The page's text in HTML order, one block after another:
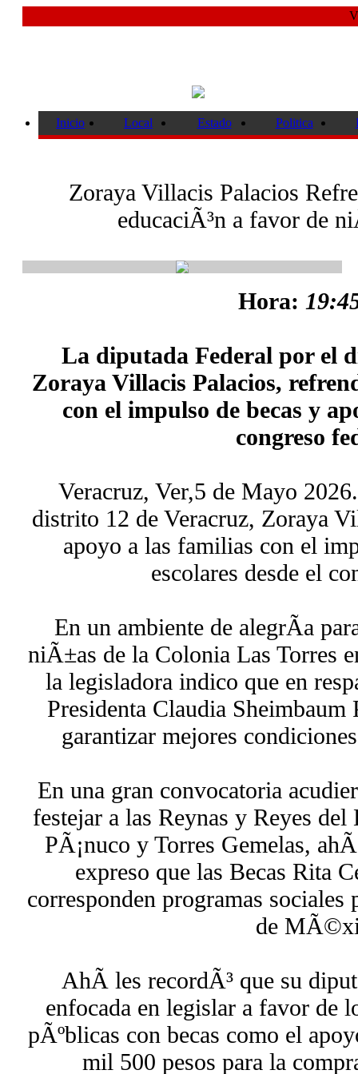
Inicio Local Estado Politica
Zoraya Villacis Palacios
educaciÃ³n a favor de
Hora:
La diputada Federal por el
Zoraya Villacis Palacios,
con el impulso de becas y
congreso
Veracruz, Ver,5 de Mayo
distrito 12 de Veracruz, Zoraya
apoyo a las familias con el
escolares desde el
En un ambiente de alegrÃ­a
niÃ±as de la Colonia Las Torres
la legisladora indico que en
Presidenta Claudia Sheimbaum
garantizar mejores
En una gran convocatoria
festejar a las Reynas y Reyes
PÃ¡nuco y Torres Gemelas,
expreso que las Becas Rita
corresponden programas
de
AhÃ­ les recordÃ³ que su
enfocada en legislar a favor de
pÃºblicas con becas como el
mil 500 pesos para la